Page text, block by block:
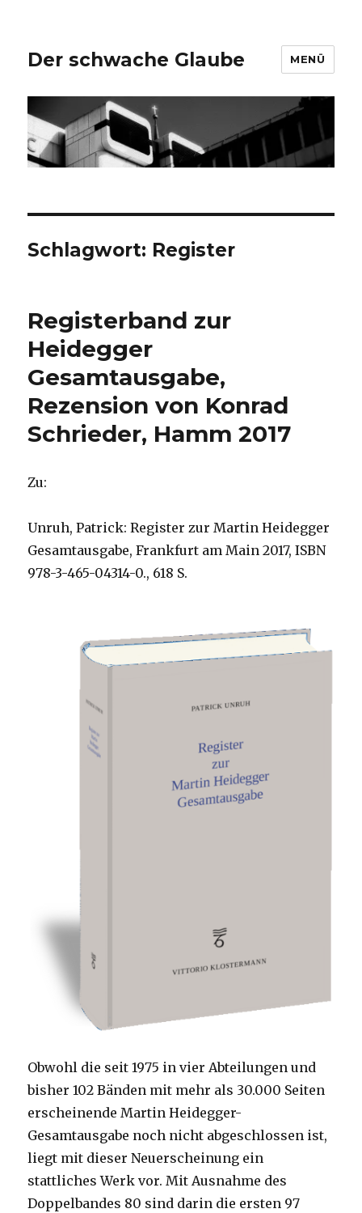
Der schwache Glaube MENÜ
Schlagwort: Register
Registerband zur
Heidegger
Gesamtausgabe,
Rezension von Konrad
Schrieder, Hamm 2017
Zu:
Unruh, Patrick: Register zur Martin Heidegger
Gesamtausgabe, Frankfurt am Main 2017, ISBN
978-3-465-04314-0., 618 S.
Obwohl die seit 1975 in vier Abteilungen und
bisher 102 Bänden mit mehr als 30.000 Seiten
erscheinende Martin Heidegger-
Gesamtausgabe noch nicht abgeschlossen ist,
liegt mit dieser Neuerscheinung ein
stattliches Werk vor. Mit Ausnahme des
Doppelbandes 80 sind darin die ersten 97